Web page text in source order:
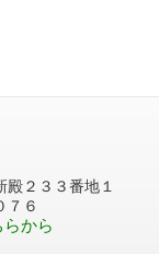
２３３番地１
７６
から